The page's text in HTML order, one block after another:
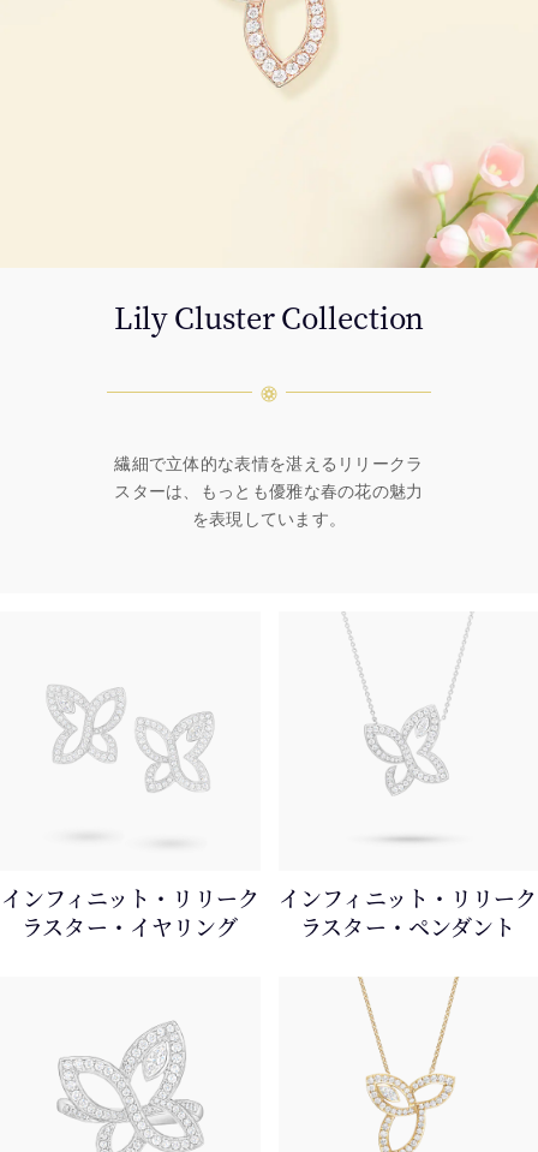
Lily Cluster Collection
繊細で立体的な表情を湛えるリリークラ
スターは、もっとも優雅な春の花の魅力
を表現しています。
インフィニット・リリーク
ラスター・イヤリング
インフィニット・リリーク
ラスター・ペンダント